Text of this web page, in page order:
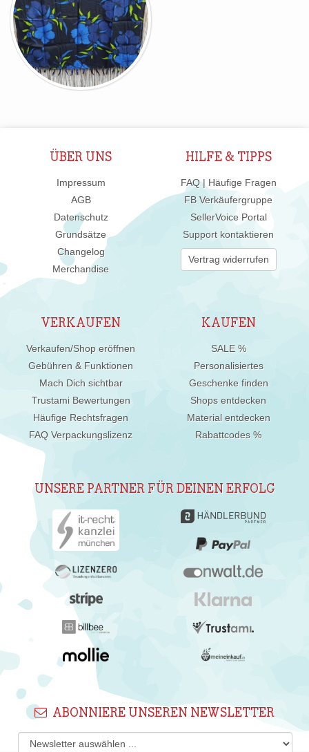
ÜBER UNS
Impressum
AGB
Datenschutz
Grundsätze
Changelog
Merchandise
HILFE & TIPPS
FAQ | Häufige Fragen
FB Verkäufergruppe
SellerVoice Portal
Support kontaktieren
Vertrag widerrufen
VERKAUFEN
Verkaufen/Shop eröffnen
Gebühren & Funktionen
Mach Dich sichtbar
Trustami Bewertungen
Häufige Rechtsfragen
FAQ Verpackungslizenz
KAUFEN
SALE %
Personalisiertes
Geschenke finden
Shops entdecken
Material entdecken
Rabattcodes %
UNSERE PARTNER FÜR DEINEN ERFOLG
ABONNIERE UNSEREN NEWSLETTER